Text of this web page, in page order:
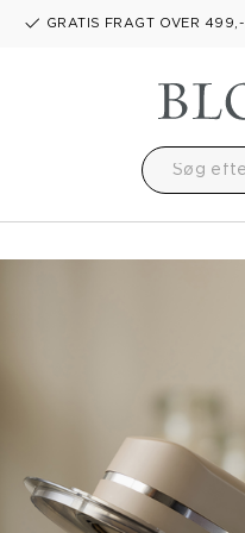
GRATIS FRAGT OVER 499,-